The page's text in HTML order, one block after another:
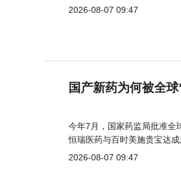
2026-08-07 09:47
国产新药为何被全球
今年7月，国家药监局批准全
恒瑞医药与百时美施贵宝达
2026-08-07 09:47